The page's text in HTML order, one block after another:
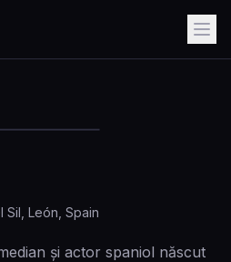
Sil, León, Spain
și actor spaniol născut